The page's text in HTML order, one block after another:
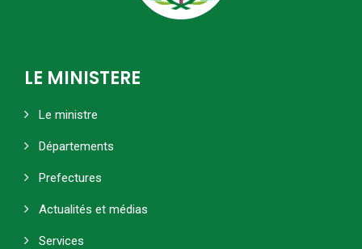
LE MINISTERE
Le ministre
Départements
Prefectures
Actualités et médias
Services